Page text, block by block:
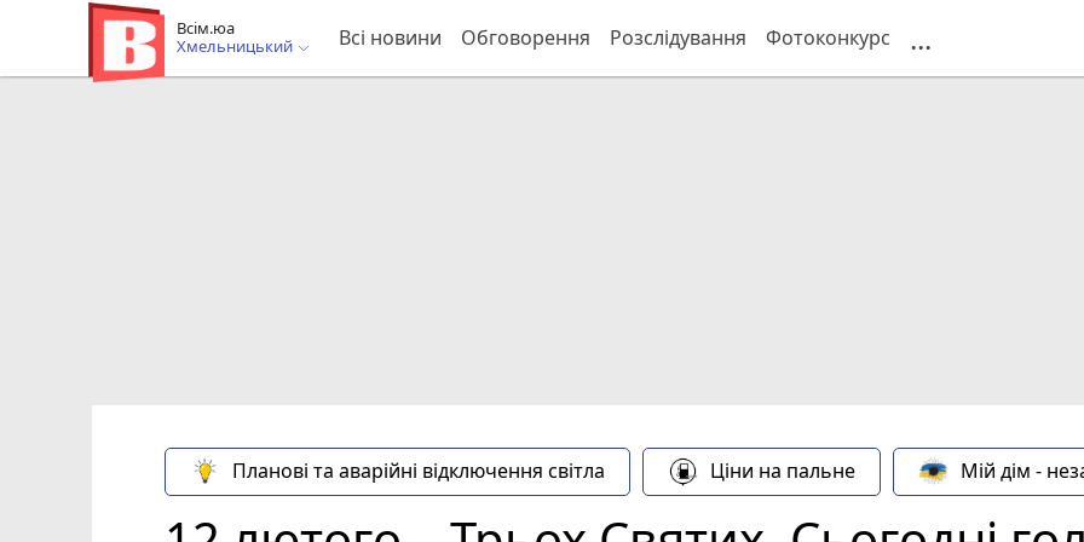
Всім.юа
Хмельницький
Всі новини Обговорення Розслідування Фотоконкурс ...
Планові та аварійні відключення світла Ціни на пальне Мій дім -